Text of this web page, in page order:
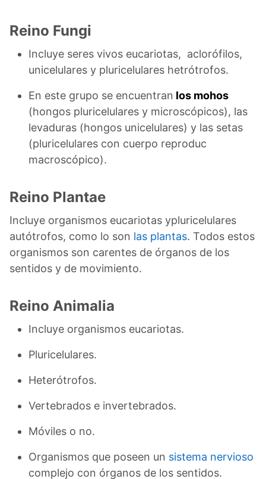
Reino Fungi
Incluye seres vivos eucariotas, aclorófilos,
unicelulares y pluricelulares hetrótrofos.
En este grupo se encuentran los mohos
(hongos pluricelulares y microscópicos), las
levaduras (hongos unicelulares) y las setas
(pluricelulares con cuerpo reproduc
macroscópico).
Reino Plantae
Incluye organismos eucariotas ypluricelulares
autótrofos, como lo son las plantas. Todos estos
organismos son carentes de órganos de los
sentidos y de movimiento.
Reino Animalia
Incluye organismos eucariotas.
Pluricelulares.
Heterótrofos.
Vertebrados e invertebrados.
Móviles o no.
Organismos que poseen un sistema nervioso
complejo con órganos de los sentidos.